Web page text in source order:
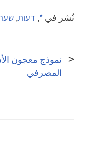
نُشر في *
, דעות,
المقالات
نموذج معجون
المصرفي